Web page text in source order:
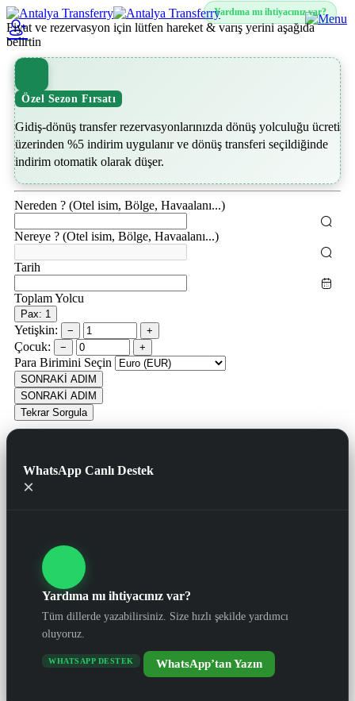
Yardıma mı ihtiyacınız var?
Fiyat ve rezervasyon için lütfen hareket & varış yerini aşağıda
belirtin
Özel Sezon Fırsatı
Gidiş-dönüş transfer rezervasyonlarınızda dönüş yolculuğu ücreti
üzerinden %5 indirim uygulanır ve dönüş transferi seçildiğinde
indirim otomatik olarak düşer.
Nereden ? (Otel isim, Bölge, Havaalanı...)
Nereye ? (Otel isim, Bölge, Havaalanı...)
Tarih
Toplam Yolcu
Pax: 1
Yetişkin: − +
Çocuk: − +
Para Birimini Seçin
SONRAKİ ADIM
SONRAKİ ADIM
Tekrar Sorgula
WhatsApp Canlı Destek
×
Yardıma mı ihtiyacınız var?
Tüm dillerde yazabilirsiniz. Size hızlı şekilde yardımcı
oluyoruz.
WHATSAPP DESTEK WhatsApp’tan Yazın